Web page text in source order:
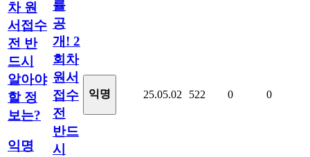
차 원
서접수
전 반
드시
알아야
할 정
보는?
익명
률
공
개! 2
회차
원서
접수
전
반드
시
익명 25.05.02 522 0 0